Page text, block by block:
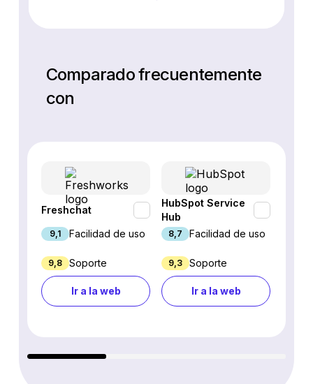
Comparado frecuentemente
con
Freshchat
9,1 Facilidad de uso
9,8 Soporte
Ir a la web
HubSpot Service
Hub
8,7 Facilidad de uso
9,3 Soporte
Ir a la web